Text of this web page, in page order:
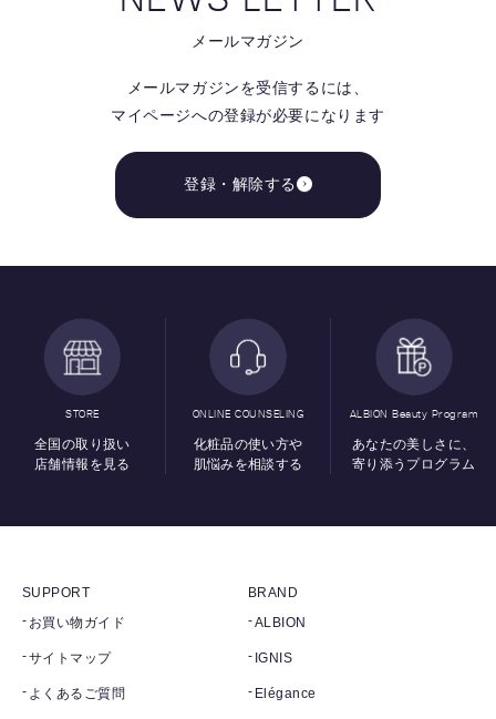
メールマガジン
メールマガジンを受信するには、
マイページへの登録が必要になります
登録・解除する
STORE
全国の取り扱い
店舗情報を見る
ONLINE COUNSELING
化粧品の使い方や
肌悩みを相談する
ALBION Beauty Program
あなたの美しさに、
寄り添うプログラム
SUPPORT
お買い物ガイド
サイトマップ
よくあるご質問
BRAND
ALBION
IGNIS
Elégance